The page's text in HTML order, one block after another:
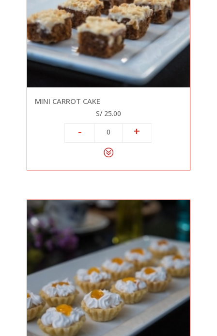
MINI CARROT CAKE
S/ 25.00
- 0 +